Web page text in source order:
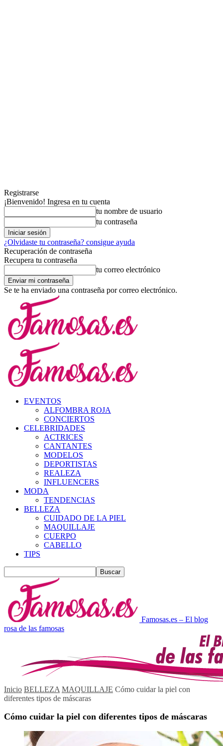
Registrarse
¡Bienvenido! Ingresa en tu cuenta
tu nombre de usuario
tu contraseña
¿Olvidaste tu contraseña? consigue ayuda
Recuperación de contraseña
Recupera tu contraseña
tu correo electrónico
Se te ha enviado una contraseña por correo electrónico.
EVENTOS
ALFOMBRA ROJA
CONCIERTOS
CELEBRIDADES
ACTRICES
CANTANTES
MODELOS
DEPORTISTAS
REALEZA
INFLUENCERS
MODA
TENDENCIAS
BELLEZA
CUIDADO DE LA PIEL
MAQUILLAJE
CUERPO
CABELLO
TIPS
Famosas.es – El blog
rosa de las famosas
Inicio BELLEZA MAQUILLAJE Cómo cuidar la piel con
diferentes tipos de máscaras
Cómo cuidar la piel con diferentes tipos de máscaras